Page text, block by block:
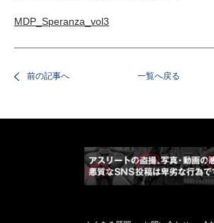
MDP_Speranza_vol3
前の記事へ 一覧へ戻る